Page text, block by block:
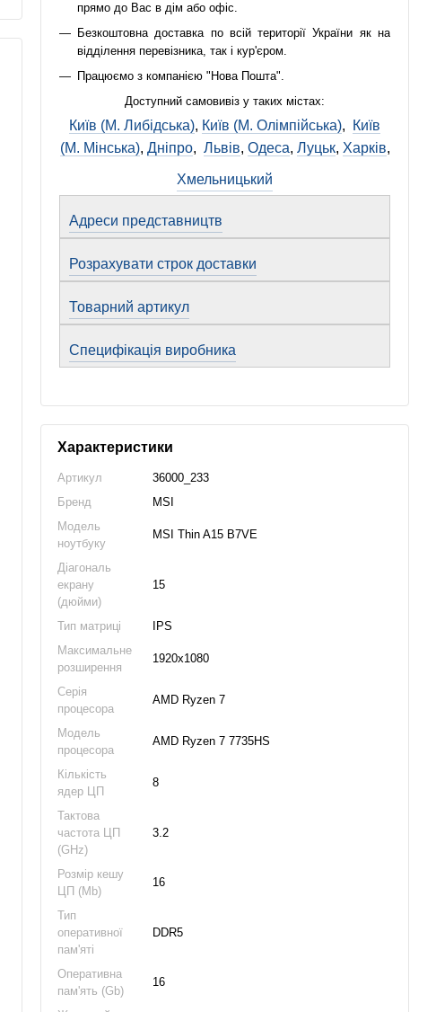
прямо до Вас в дім або офіс.
Безкоштовна доставка по всій території України як на
відділення перевізника, так і кур'єром.
Працюємо з компанією "Нова Пошта".
Доступний самовивіз у таких містах:
Київ (М. Либідська), Київ (М. Олімпійська),
Київ
(М. Мінська), Дніпро, Львів, Одеса, Луцьк, Харків,
Хмельницький
Адреси представництв
Розрахувати строк доставки
Товарний артикул
Специфікація виробника
Характеристики
Артикул
36000_233
Бренд
MSI
Модель
ноутбуку
MSI Thin A15 B7VE
Діагональ
екрану
(дюйми)
15
Тип матриці
IPS
Максимальне
розширення
1920x1080
Серія
процесора
AMD Ryzen 7
Модель
процесора
AMD Ryzen 7 7735HS
Кількість
ядер ЦП
8
Тактова
частота ЦП
(GHz)
3.2
Розмір кешу
ЦП (Mb)
16
Тип
оперативної
пам'яті
DDR5
Оперативна
пам'ять (Gb)
16